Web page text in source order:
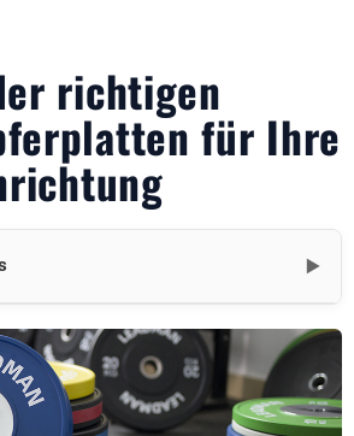
richtigen
für Ihre
▼
Fitnesseinrichtung verstehen